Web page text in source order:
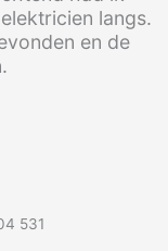
langs.
en de
531